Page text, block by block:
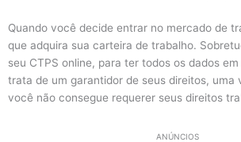
Quando você decide entrar no mercado de
que adquira sua carteira de trabalho.
seu CTPS online, para ter todos os dados
trata de um garantidor de seus direitos, uma
você não consegue requerer seus direitos
ANÚNCIOS